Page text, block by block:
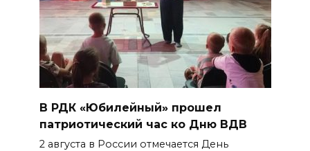
Подготовка к школе
05 августа 2026 18:27
Жеребьевка политических
БОЛЬШЕ НОВОСТЕЙ
В РДК «Юбилейный» прошел
патриотический час ко Дню ВДВ
2 августа в России отмечается День